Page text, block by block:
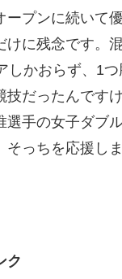
ープンに続いて
けに残念です。
しかおらず、1つ
技だったんです
選手の女子ダブ
そっちを応援し
ク